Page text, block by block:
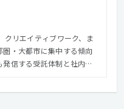
クリエイティブワーク、ま
・大都市に集中する傾向
信する受託体制と社内環